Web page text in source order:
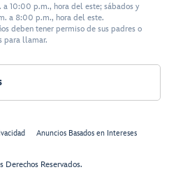
12516
12518
12520
10:00 p.m., hora del este; sábados y
a 8:00 p.m., hora del este.
deben tener permiso de sus padres o
para llamar.
Anuncios Basados en Intereses
Derechos Reservados.